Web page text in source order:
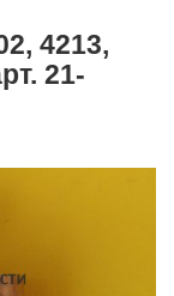
4213,
21-